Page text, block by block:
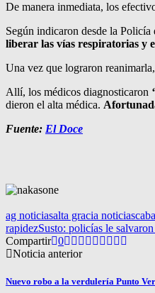
De manera inmediata, los
Según indicaron desde la
liberar las vías respiratorias y
Una vez que lograron reanimarla,
Allí, los médicos diagnosticaron
dieron el alta médica.
Fuente: El Doce
ag noticiasalta gracia noticias
rapidezSusto: policías le
Compartir 0
Noticia anterior
Nuevo robo a la verdulería Punto